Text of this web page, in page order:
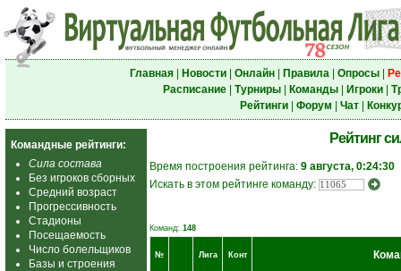
Главная| Новости| Онлайн| Правила| Опросы|
Расписание| Турниры| Команды| Игроки|
Рейтинги| Форум Чат|
Командные рейтинги:
Сила состава
Без игроков сборных
Средний возраст
Прогрессивность
Стадионы
Посещаемость
Число болельщиков
Базы и строения
Рейтинг
Время построения рейтинга: 9 августа, 0:24:30
Искать в этом рейтинге команду:
Команд: 148
№ Лига Конт